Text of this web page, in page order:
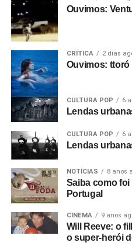
“É bom voltar a lançar
válvula de pressão criativa
Doug Robb sobre o
Gostou do texto?
Fantasma
E se ainda não
newslettere receba
Ouvimos:
CRÍTICA 2 dias
Ouvimos: ttoró
CULTURA POP 6
Lendas
CULTURA POP 6
Lendas
NOTÍCIAS 8 anos
Saiba como foi
Portugal
CINEMA 9 anos
Will Reeve: o
o super-herói